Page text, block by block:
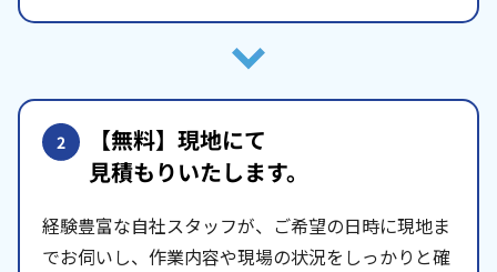
2 【無料】現地にて
見積もりいたします。
経験豊富な自社スタッフが、ご希望の日時に現地ま
でお伺いし、作業内容や現場の状況をしっかりと確